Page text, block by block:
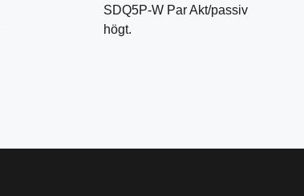
SDQ5P-W Par Akt/passiv
högt.